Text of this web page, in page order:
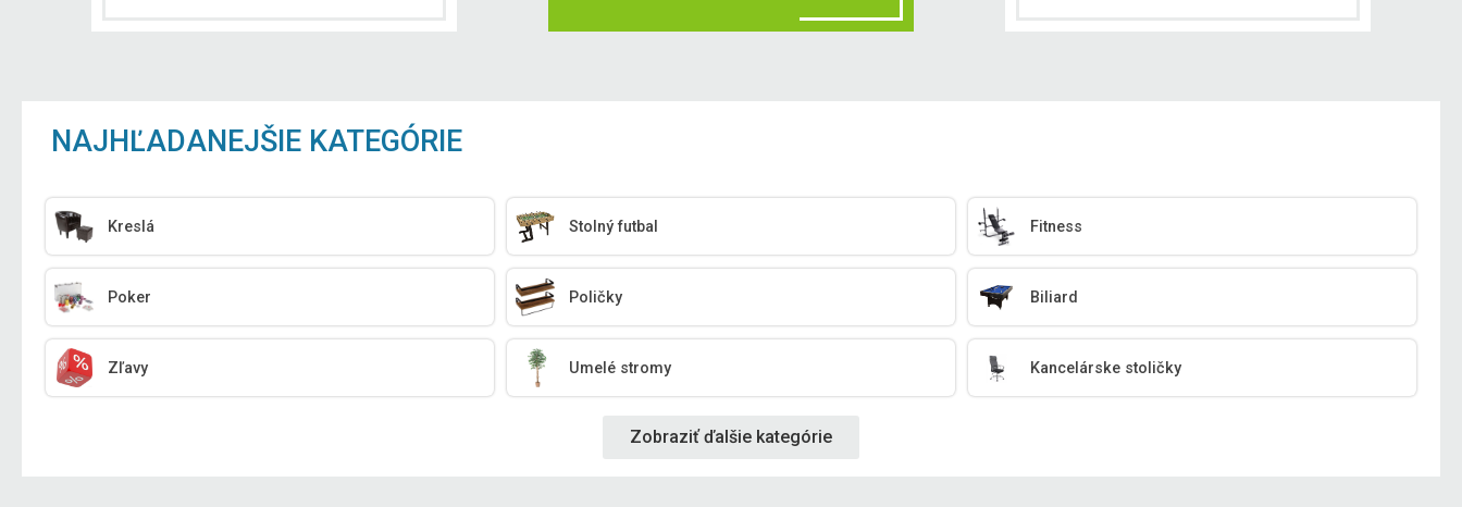
NAJHĽADANEJŠIE KATEGÓRIE
Kreslá Stolný futbal Fitness
Poker Poličky Biliard
Zľavy Umelé stromy Kancelárske stoličky
Zobraziť ďalšie kategórie